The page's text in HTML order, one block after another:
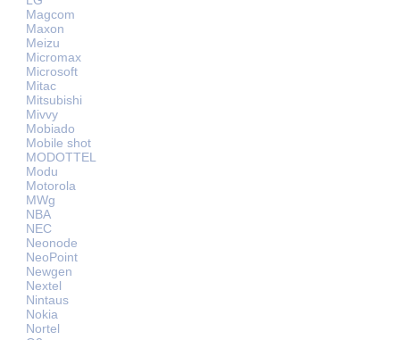
Magcom
Maxon
Meizu
Micromax
Microsoft
Mitac
Mitsubishi
Mivvy
Mobiado
Mobile shot
MODOTTEL
Modu
Motorola
MWg
NBA
NEC
Neonode
NeoPoint
Newgen
Nextel
Nintaus
Nokia
Nortel